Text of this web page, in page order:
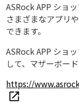
ASRock APP ショ
さまざまなアプリ
できます。
ASRock APP ショ
して、マザーボー
https://